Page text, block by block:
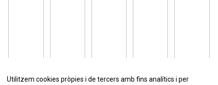
Utilitzem cookies pròpies i de tercers amb fins analítics i per